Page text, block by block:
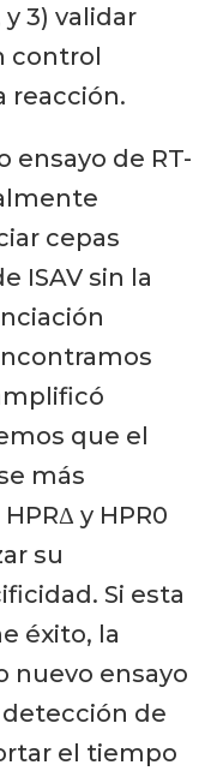
3) validar
control
reacción.
ensayo de RT-
cepas
ISAV sin la
que el
más
y HPR0
su
Si esta
éxito, la
nuevo ensayo
de
el tiempo